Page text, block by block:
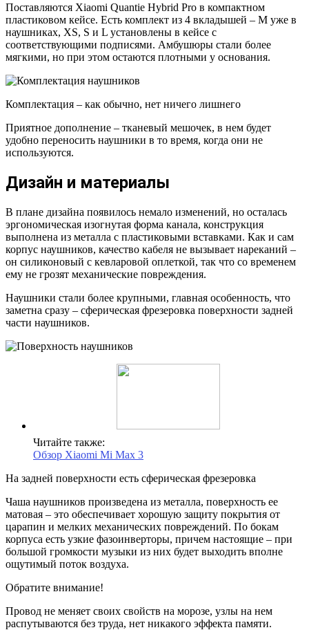
Поставляются Xiaomi Quantie Hybrid Pro в компактном
пластиковом кейсе. Есть комплект из 4 вкладышей – М уже в
наушниках, XS, S и L установлены в кейсе с
соответствующими подписями. Амбушюры стали более
мягкими, но при этом остаются плотными у основания.
Комплектация – как обычно, нет ничего лишнего
Приятное дополнение – тканевый мешочек, в нем будет
удобно переносить наушники в то время, когда они не
используются.
Дизайн и материалы
В плане дизайна появилось немало изменений, но осталась
эргономическая изогнутая форма канала, конструкция
выполнена из металла с пластиковыми вставками. Как и сам
корпус наушников, качество кабеля не вызывает нареканий –
он силиконовый с кевларовой оплеткой, так что со временем
ему не грозят механические повреждения.
Наушники стали более крупными, главная особенность, что
заметна сразу – сферическая фрезеровка поверхности задней
части наушников.
Читайте также:
Обзор Xiaomi Mi Max 3
На задней поверхности есть сферическая фрезеровка
Чаша наушников произведена из металла, поверхность ее
матовая – это обеспечивает хорошую защиту покрытия от
царапин и мелких механических повреждений. По бокам
корпуса есть узкие фазоинверторы, причем настоящие – при
большой громкости музыки из них будет выходить вполне
ощутимый поток воздуха.
Обратите внимание!
Провод не меняет своих свойств на морозе, узлы на нем
распутываются без труда, нет никакого эффекта памяти.